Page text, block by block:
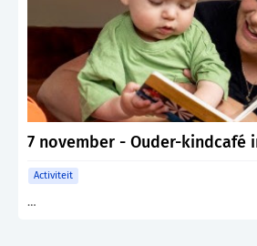
7 november - Ouder-kindcafé
Activiteit
…